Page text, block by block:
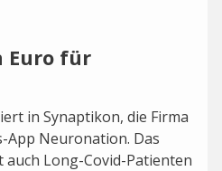
Euro für
in Synaptikon, die Firma
App Neuronation. Das
Long-Covid-Patienten